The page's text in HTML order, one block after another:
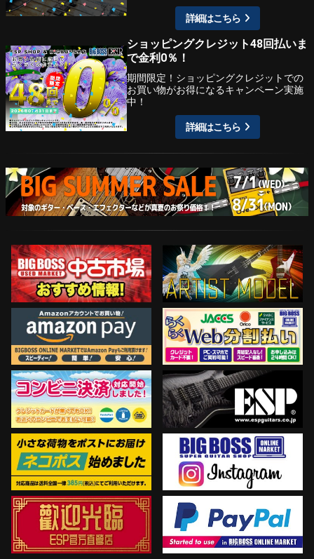
詳細はこちら
ショッピングクレジット48回払いま
で金利0％！
期間限定！ショッピングクレジットでの
お買い物がお得になるキャンペーン実施
中！
詳細はこちら